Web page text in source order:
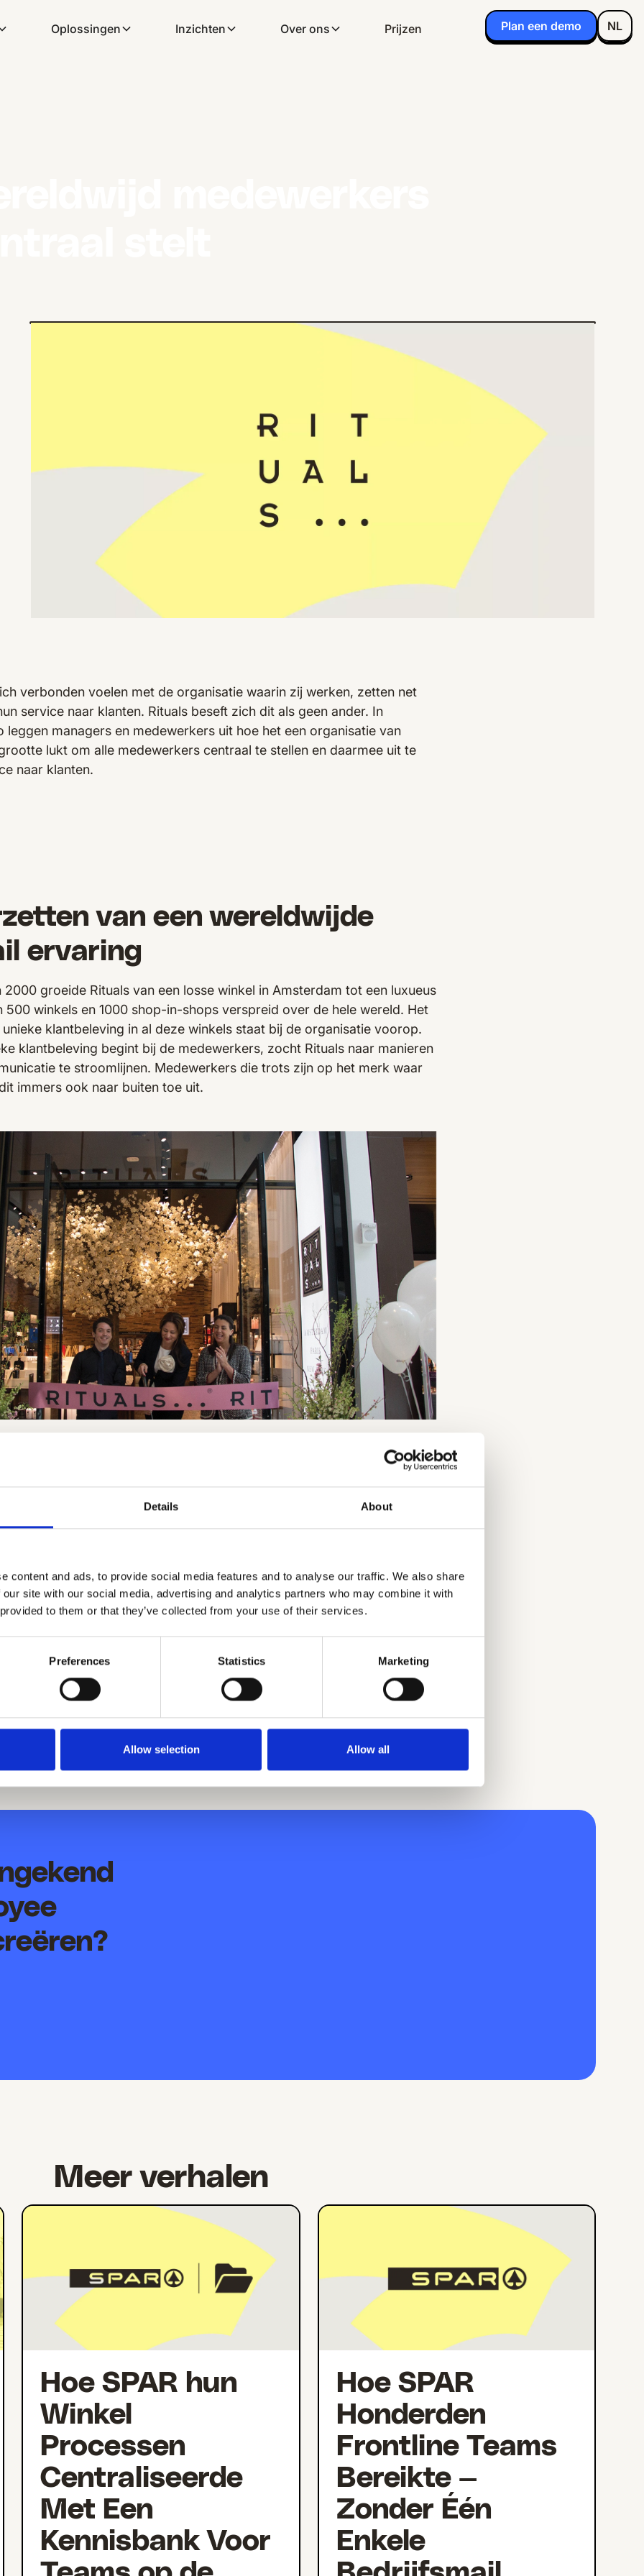
Details About
content and ads, to provide social media features and to analyse our traffic. We also share
site with our social media, advertising and analytics partners who may combine it with
to them or that they’ve collected from your use of their services.
Preferences Statistics Marketing
Allow selection Allow all
Oplossingen Inzichten Over ons Prijzen Plan een demo NL
verbonden voelen met de organisatie waarin zij werken, zetten net
service naar klanten. Rituals beseft zich dit als geen ander. In
leggen managers en medewerkers uit hoe het een organisatie van
lukt om alle medewerkers centraal te stellen en daarmee uit te
naar klanten.
van een wereldwijde
ervaring
2000 groeide Rituals van een losse winkel in Amsterdam tot een luxueus
500 winkels en 1000 shop-in-shops verspreid over de hele wereld. Het
klantbeleving in al deze winkels staat bij de organisatie voorop.
klantbeleving begint bij de medewerkers, zocht Rituals naar manieren
te stroomlijnen. Medewerkers die trots zijn op het merk waar
immers ook naar buiten toe uit.
als drijvende
Rituals
medewerkers, hen podium bieden om van zich te laten horen en
te communiceren met collega's over de hele wereld: dat is wat Rituals
video vertellen managers en medewerkers bij Rituals hoe zij met
en daarmee een excellente klantenservice realiseren.
Country Director - Rituals
Meer verhalen
Hoe SPAR hun
Winkel
Processen
Centraliseerde
Met Een
Kennisbank Voor
Hoe SPAR
Honderden
Frontline Teams
Bereikte —
Zonder Één
Enkele